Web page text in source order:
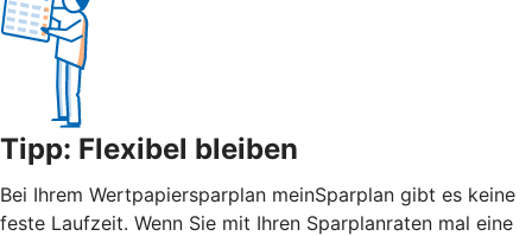
Tipp: Flexibel bleiben
Bei Ihrem Wertpapiersparplan meinSparplan gibt es keine
feste Laufzeit. Wenn Sie mit Ihren Sparplanraten mal eine